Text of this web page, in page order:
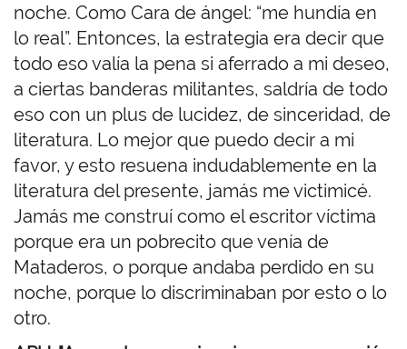
noche. Como Cara de ángel: “me hundía en
lo real”. Entonces, la estrategia era decir que
todo eso valía la pena si aferrado a mi deseo,
a ciertas banderas militantes, saldría de todo
eso con un plus de lucidez, de sinceridad, de
literatura. Lo mejor que puedo decir a mi
favor, y esto resuena indudablemente en la
literatura del presente, jamás me victimicé.
Jamás me construí como el escritor víctima
porque era un pobrecito que venía de
Mataderos, o porque andaba perdido en su
noche, porque lo discriminaban por esto o lo
otro.